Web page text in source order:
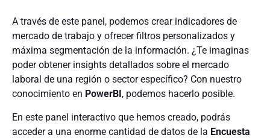
A través de este panel, podemos crear indicadores de
mercado de trabajo y ofrecer filtros personalizados y
máxima segmentación de la información. ¿Te imaginas
poder obtener insights detallados sobre el mercado
laboral de una región o sector específico? Con nuestro
conocimiento en PowerBI , podemos hacerlo posible.
En este panel interactivo que hemos creado, podrás
acceder a una enorme cantidad de datos de la Encuesta